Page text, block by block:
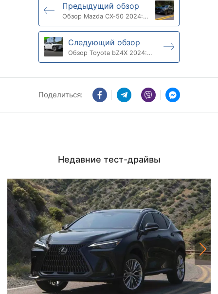
Предыдущий обзор
Обзор Mazda CX-50 2024:
баланс стиля и комфорта
Следующий обзор
Обзор Toyota bZ4X 2024:
электрический кроссовер
Поделиться:
Недавние тест-драйвы